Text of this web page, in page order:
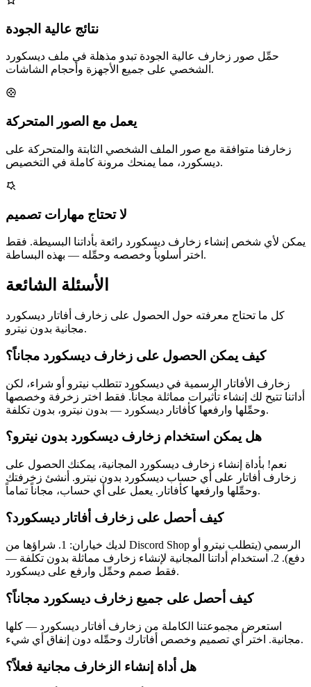
نتائج عالية الجودة
حمِّل صور زخارف عالية الجودة تبدو مذهلة في ملف ديسكورد
الشخصي على جميع الأجهزة وأحجام الشاشات.
يعمل مع الصور المتحركة
زخارفنا متوافقة مع صور الملف الشخصي الثابتة والمتحركة على
ديسكورد، مما يمنحك مرونة كاملة في التخصيص.
لا تحتاج مهارات تصميم
يمكن لأي شخص إنشاء زخارف ديسكورد رائعة بأداتنا البسيطة. فقط
اختر أسلوباً وخصصه وحمِّله — بهذه البساطة.
الأسئلة الشائعة
كل ما تحتاج معرفته حول الحصول على زخارف أفاتار ديسكورد
مجانية بدون نيترو.
كيف يمكن الحصول على زخارف ديسكورد مجاناً؟
زخارف الأفاتار الرسمية في ديسكورد تتطلب نيترو أو شراء، لكن
أداتنا تتيح لك إنشاء تأثيرات مماثلة مجاناً. فقط اختر زخرفة وخصصها
وحمِّلها وارفعها كأفاتار ديسكورد — بدون نيترو، بدون تكلفة.
هل يمكن استخدام زخارف ديسكورد بدون نيترو؟
نعم! بأداة إنشاء زخارف ديسكورد المجانية، يمكنك الحصول على
زخارف أفاتار على أي حساب ديسكورد بدون نيترو. أنشئ زخرفتك
وحمِّلها وارفعها كأفاتار. يعمل على أي حساب، مجاناً تماماً.
كيف أحصل على زخارف أفاتار ديسكورد؟
لديك خياران: 1. شراؤها من Discord Shop الرسمي (يتطلب نيترو أو
دفع). 2. استخدام أداتنا المجانية لإنشاء زخارف مماثلة بدون تكلفة —
فقط صمم وحمِّل وارفع على ديسكورد.
كيف أحصل على جميع زخارف ديسكورد مجاناً؟
استعرض مجموعتنا الكاملة من زخارف أفاتار ديسكورد — كلها
مجانية. اختر أي تصميم وخصص أفاتارك وحمِّله دون إنفاق أي شيء.
هل أداة إنشاء الزخارف مجانية فعلاً؟